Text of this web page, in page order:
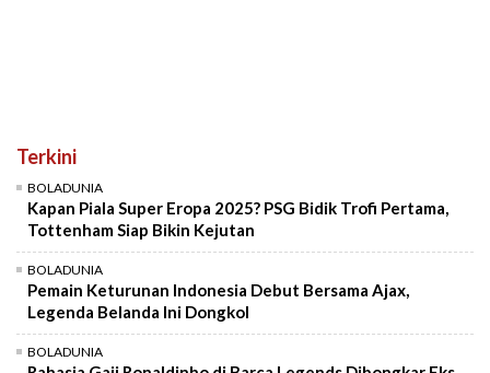
Terkini
BOLADUNIA
Kapan Piala Super Eropa 2025? PSG Bidik Trofi Pertama,
Tottenham Siap Bikin Kejutan
BOLADUNIA
Pemain Keturunan Indonesia Debut Bersama Ajax,
Legenda Belanda Ini Dongkol
BOLADUNIA